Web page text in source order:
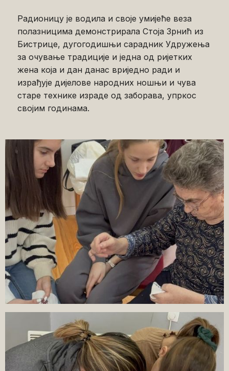
Радионицу је водила и своје умијеће веза
полазницима демонстрирала Стоја Зрнић из
Бистрице, дугогодишњи сарадник Удружења
за очување традиције и једна од ријетких
жена која и дан данас вриједно ради и
израђује дијелове народних ношњи и чува
старе технике израде од заборава, упркос
својим годинама.